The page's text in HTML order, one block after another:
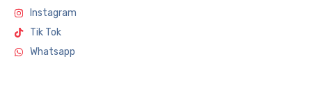
Instagram
Tik Tok
Whatsapp